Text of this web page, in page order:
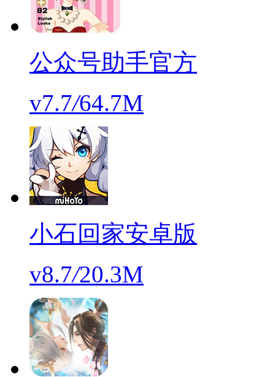
公众号助手官方
v7.7/64.7M
小石回家安卓版
v8.7/20.3M